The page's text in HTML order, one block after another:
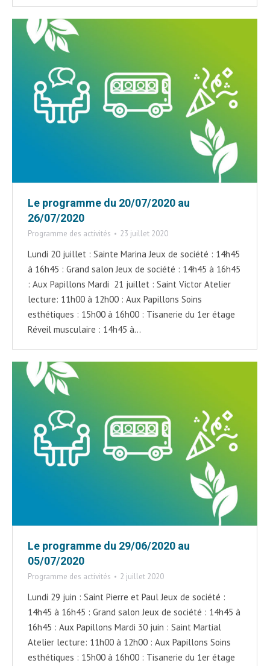
Le programme du 20/07/2020 au
26/07/2020
Programme des activités 23 juillet 2020
Lundi 20 juillet : Sainte Marina Jeux de société : 14h45
à 16h45 : Grand salon Jeux de société : 14h45 à 16h45
: Aux Papillons Mardi 21 juillet : Saint Victor Atelier
lecture: 11h00 à 12h00 : Aux Papillons Soins
esthétiques : 15h00 à 16h00 : Tisanerie du 1er étage
Réveil musculaire : 14h45 à…
Le programme du 29/06/2020 au
05/07/2020
Programme des activités 2 juillet 2020
Lundi 29 juin : Saint Pierre et Paul Jeux de société :
14h45 à 16h45 : Grand salon Jeux de société : 14h45 à
16h45 : Aux Papillons Mardi 30 juin : Saint Martial
Atelier lecture: 11h00 à 12h00 : Aux Papillons Soins
esthétiques : 15h00 à 16h00 : Tisanerie du 1er étage